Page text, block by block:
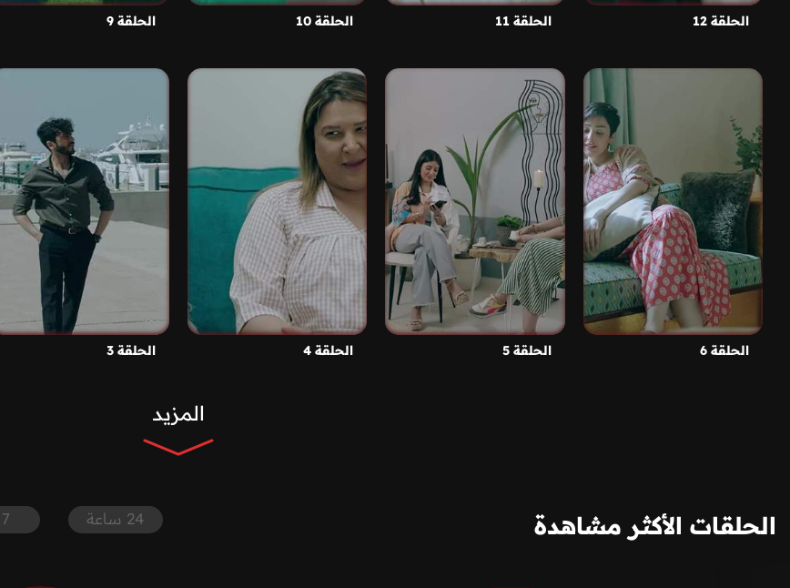
الحلقة 12 الحلقة 11 الحلقة 10 الحلقة 9
الحلقة 6 الحلقة 5 الحلقة 4 الحلقة 3
المزيد
الحلقات الأكثر مشاهدة